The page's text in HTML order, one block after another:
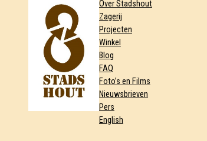
Over Stadshout
Zagerij
Projecten
Winkel
Blog
FAQ
Foto’s en Films
Nieuwsbrieven
Pers
English